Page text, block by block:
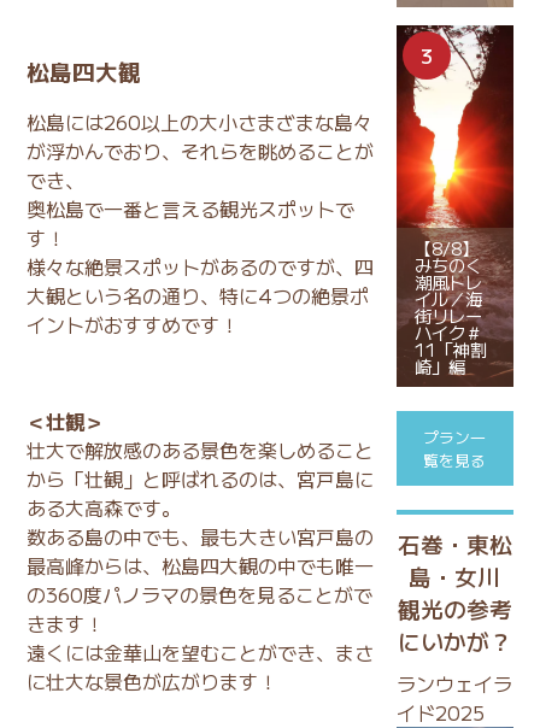
松島四大観
松島には260以上の大小さまざまな島々
が浮かんでおり、それらを眺めることが
でき、
奥松島で一番と言える観光スポットで
す！
様々な絶景スポットがあるのですが、四
大観という名の通り、特に4つの絶景ポ
イントがおすすめです！
＜壮観＞
壮大で解放感のある景色を楽しめること
から「壮観」と呼ばれるのは、宮戸島に
ある大高森です。
数ある島の中でも、最も大きい宮戸島の
最高峰からは、松島四大観の中でも唯一
の360度パノラマの景色を見ることがで
きます！
遠くには金華山を望むことができ、まさ
に壮大な景色が広がります！
【8/8】
みちのく
潮風トレ
イル／海
街リレー
ハイク＃
11「神割
崎」編
プラン一
覧を見る
石巻・東松
島・女川
観光の参考
にいかが？
ランウェイラ
イド2025